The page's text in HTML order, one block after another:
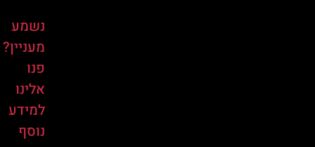
נשמע
מעניין?
פנו
אלינו
למידע
נוסף